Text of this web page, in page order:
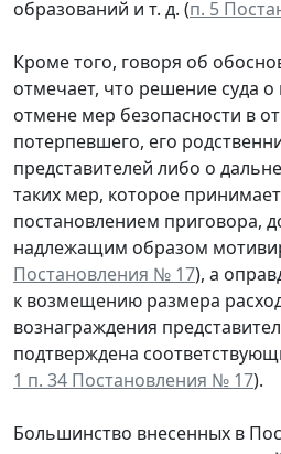
образований и т. д. (п. 5
Кроме того, говоря об
отмечает, что решение суда
отмене мер безопасности в
потерпевшего, его
представителей либо о
таких мер, которое
постановлением приговора,
надлежащим образом
Постановления № 17), а
к возмещению размера
вознаграждения
подтверждена
1 п. 34 Постановления № 17).
Большинство внесенных в